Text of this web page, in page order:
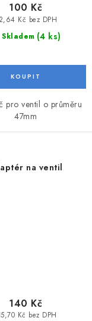
Skladem (4 ks)
Kč bez DPH
100 Kč
pro ventil o průměru
47mm
na ventil
Kč bez DPH
140 Kč